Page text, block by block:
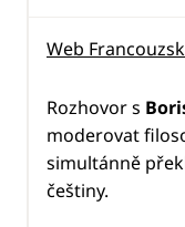
Web
Rozhovor s
moderovat
simultánně
češtiny.